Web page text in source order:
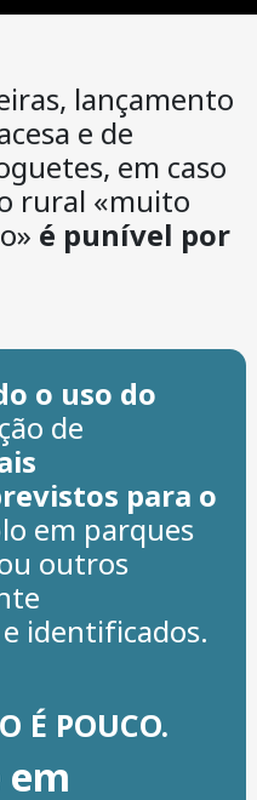
lançamento
e de
em caso
rural «muito
é punível por
o uso do
de
para o
em parques
outros
identificados.
É POUCO.